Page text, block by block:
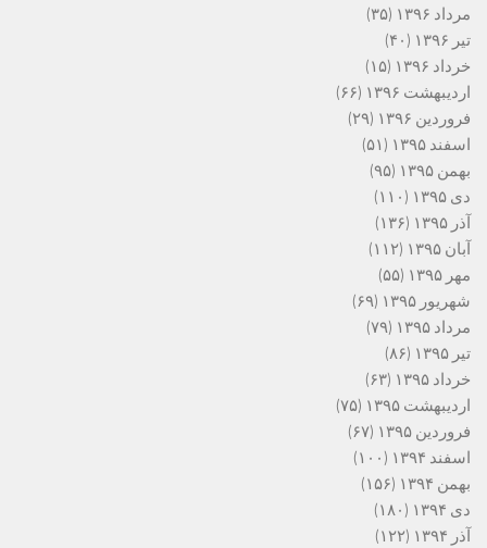
مرداد ۱۳۹۶
(۳۵)
تیر ۱۳۹۶
(۴۰)
خرداد ۱۳۹۶
(۱۵)
اردیبهشت ۱۳۹۶
(۶۶)
فروردین ۱۳۹۶
(۲۹)
اسفند ۱۳۹۵
(۵۱)
بهمن ۱۳۹۵
(۹۵)
دی ۱۳۹۵
(۱۱۰)
آذر ۱۳۹۵
(۱۳۶)
آبان ۱۳۹۵
(۱۱۲)
مهر ۱۳۹۵
(۵۵)
شهریور ۱۳۹۵
(۶۹)
مرداد ۱۳۹۵
(۷۹)
تیر ۱۳۹۵
(۸۶)
خرداد ۱۳۹۵
(۶۳)
اردیبهشت ۱۳۹۵
(۷۵)
فروردین ۱۳۹۵
(۶۷)
اسفند ۱۳۹۴
(۱۰۰)
بهمن ۱۳۹۴
(۱۵۶)
دی ۱۳۹۴
(۱۸۰)
آذر ۱۳۹۴
(۱۲۲)